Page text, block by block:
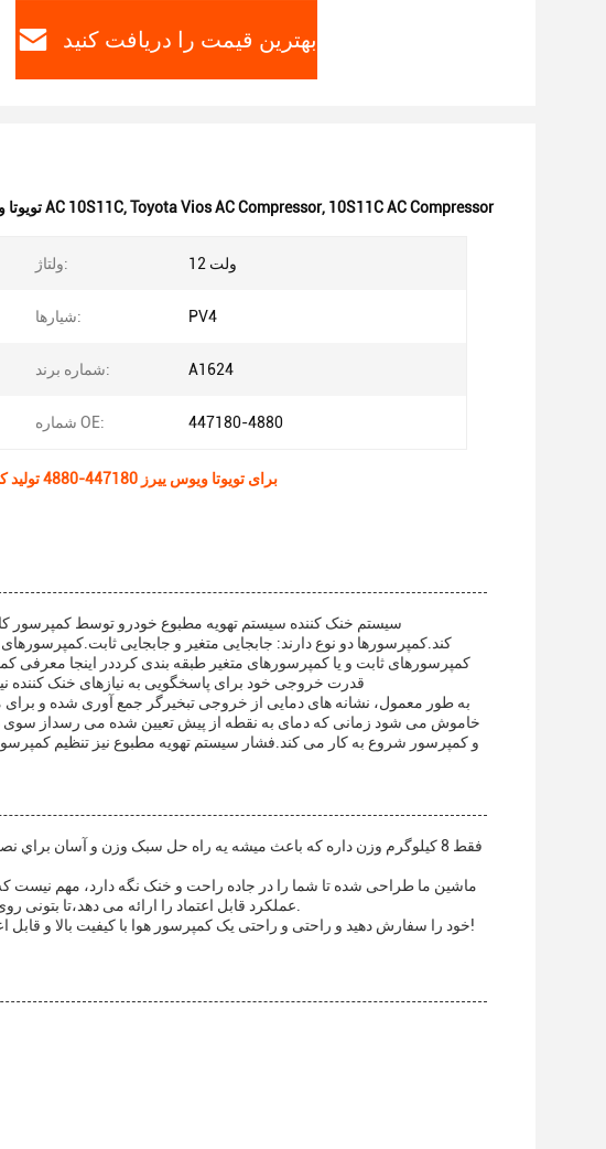
بهترین قیمت را دریافت کنید
کمپرسور AC اتومبیل الکتریکی,کمپرسور AC تویوتا ویوس,کمپرسور AC 10S11C,Toyota Vios AC Compressor, 10S11C AC Compressor
ولتاژ: 12 ولت
شیارها: PV4
شماره برند: A1624
شماره OE: 447180-4880
A1624 10S11C Auto Air Car Ac Compressor برای تویوتا ویوس ییرز 447180-4880 تولید کنندگان خودروهای الکتریکی
سیستم خنک کننده سیستم تهویه مطبوع خودرو توسط کمپرسور
کند.کمپرسورها دو نوع دارند: جابجایی متغیر و جابجایی
کمپرسورهای ثابت و یا کمپرسورهای متغیر طبقه بندی کرددر اینجا معرفی
قدرت خروجی خود برای پاسخگویی به نیازهای خنک
خاموش می شود زمانی که دمای به نقطه از پیش تعیین شده می رسداز سوی
و کمپرسور شروع به کار می کند.فشار سیستم تهویه مطبوع نیز تنظیم
پس چرا صبر می کنید؟ امروز کمپرسور AC خودرو XD خود را سفارش دهید و راحتی و راحتی یک کمپرسور هوا با کیفیت بالا و قابل اعتماد را تجربه کنید!